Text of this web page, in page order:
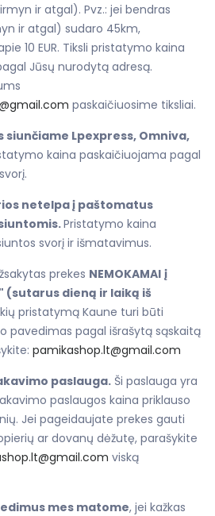
ir atgal). Pvz.: jei bendras
ir atgal) sudaro 45km,
10 EUR. Tiksli pristatymo kaina
Jūsų nurodytą adresą.
paskaičiuosime tiksliai.
Lpexpress, Omniva,
kaina paskaičiuojama pagal
netelpa į paštomatus
Pristatymo kaina
svorį ir išmatavimus.
prekes NEMOKAMAI į
(sutarus dieną ir laiką iš
pristatymą Kaune turi būti
pavedimas pagal išrašytą sąskaitą
pamikashop.lt@gmail.com
paslauga. Ši paslauga yra
paslaugos kaina priklauso
Jei pageidaujate prekes gauti
ar dovanų dėžutę, parašykite
viską
mes matome, jei kažkas